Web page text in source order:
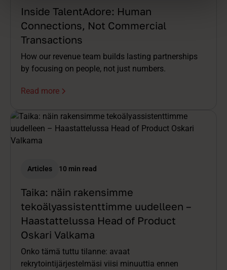
Inside TalentAdore: Human
Connections, Not Commercial
Transactions
How our revenue team builds lasting partnerships
by focusing on people, not just numbers.
Read more
Articles 10 min read
Taika: näin rakensimme
tekoälyassistenttimme uudelleen –
Haastattelussa Head of Product
Oskari Valkama
Onko tämä tuttu tilanne: avaat
rekrytointijärjestelmäsi viisi minuuttia ennen